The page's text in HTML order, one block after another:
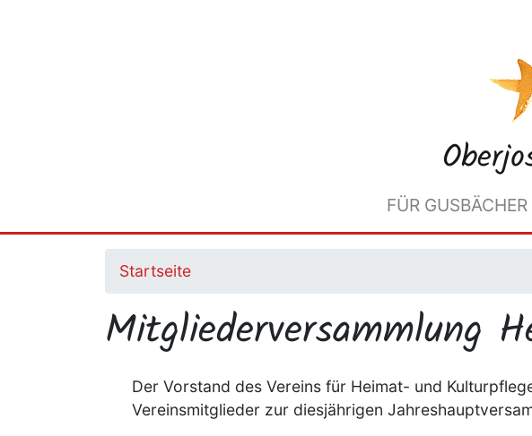
FÜR GUSBÄCHER
Startseite
Mitgliederversammlung
Der Vorstand des Vereins für Heimat- und
Vereinsmitglieder zur diesjährigen